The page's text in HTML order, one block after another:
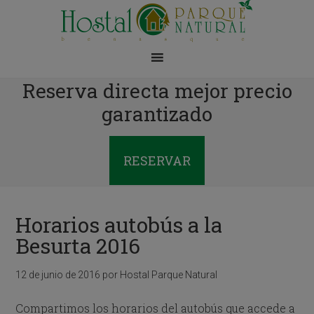
Reserva directa mejor precio
garantizado
RESERVAR
Horarios autobús a la
Besurta 2016
12 de junio de 2016 por Hostal Parque Natural
Compartimos los horarios del autobús que accede a